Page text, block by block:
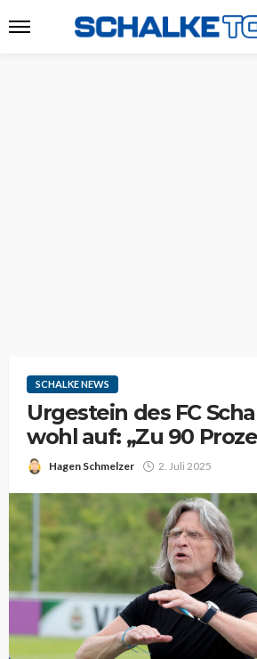
SCHALKE NEWS
Urgestein des FC
wohl auf: „Zu 90
Hagen Schmelzer 2. Juli 2025